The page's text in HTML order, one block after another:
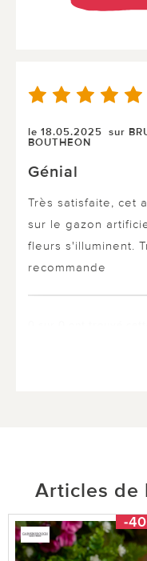
le 18.05.2025 sur
BOUTHEON
Génial
Très satisfaite, cet
sur le gazon
fleurs s'illuminent.
recommande
Articles de
-